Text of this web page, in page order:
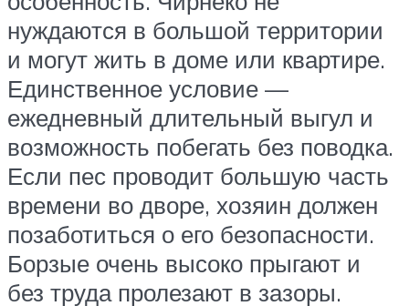
нуждаются в большой территории
и могут жить в доме или квартире.
Единственное условие —
ежедневный длительный выгул и
возможность побегать без поводка.
Если пес проводит большую часть
времени во дворе, хозяин должен
позаботиться о его безопасности.
Борзые очень высоко прыгают и
без труда пролезают в зазоры.